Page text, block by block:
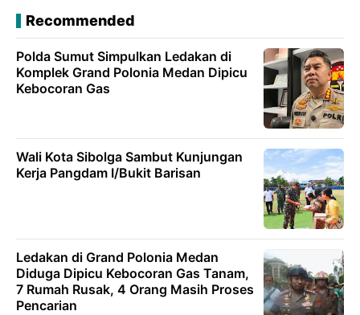
Recommended
Polda Sumut Simpulkan Ledakan di
Komplek Grand Polonia Medan Dipicu
Kebocoran Gas
Wali Kota Sibolga Sambut Kunjungan
Kerja Pangdam I/Bukit Barisan
Ledakan di Grand Polonia Medan
Diduga Dipicu Kebocoran Gas Tanam,
7 Rumah Rusak, 4 Orang Masih Proses
Pencarian